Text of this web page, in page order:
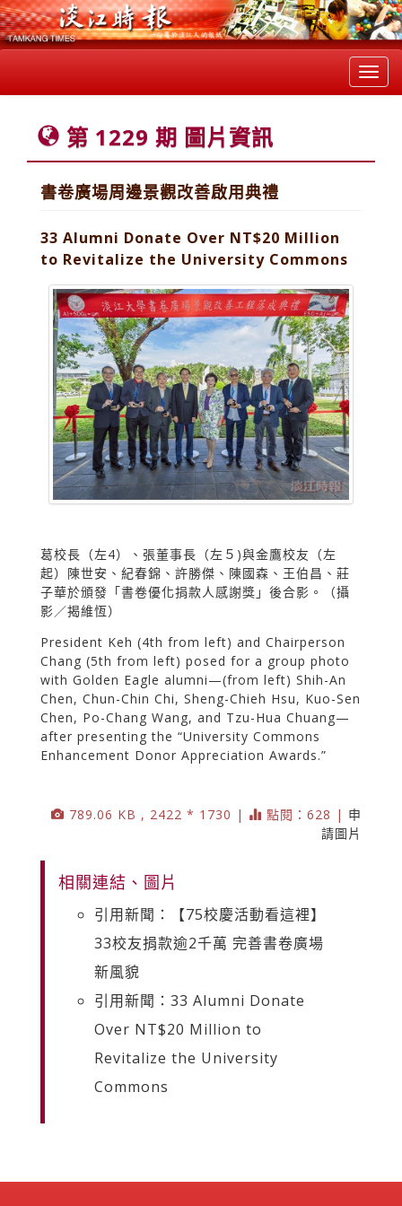
第 1229 期 圖片資訊
書卷廣場周邊景觀改善啟用典禮
33 Alumni Donate Over NT$20 Million
to Revitalize the University Commons
葛校長（左4）、張董事長（左５)與金鷹校友（左
起）陳世安、紀春錦、許勝傑、陳國森、王伯昌、莊
子華於頒發「書卷優化捐款人感謝獎」後合影。（攝
影／揭維恆）
President Keh (4th from left) and Chairperson
Chang (5th from left) posed for a group photo
with Golden Eagle alumni—(from left) Shih-An
Chen, Chun-Chin Chi, Sheng-Chieh Hsu, Kuo-Sen
Chen, Po-Chang Wang, and Tzu-Hua Chuang—
after presenting the “University Commons
Enhancement Donor Appreciation Awards.”
789.06 KB , 2422 * 1730 | 點閱：628 | 申
請圖片
相關連結、圖片
引用新聞：【75校慶活動看這裡】
33校友捐款逾2千萬 完善書卷廣場
新風貌
引用新聞：33 Alumni Donate
Over NT$20 Million to
Revitalize the University
Commons